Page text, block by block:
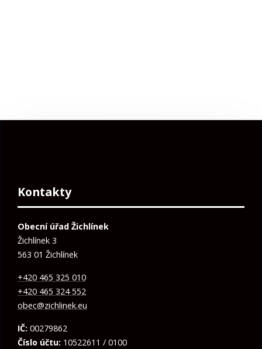
Kontakty
Obecní úřad Žichlínek
Žichlínek 3
563 01 Žichlínek
+420 465 325 010
+420 465 324 552
obec@zichlinek.eu
IČ: 00279862
Číslo účtu: 10522611 / 0100